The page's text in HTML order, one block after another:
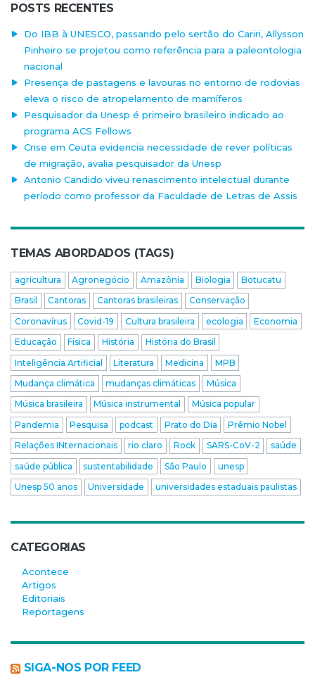
POSTS RECENTES
Do IBB à UNESCO, passando pelo sertão do Cariri, Allysson
Pinheiro se projetou como referência para a paleontologia
nacional
Presença de pastagens e lavouras no entorno de rodovias
eleva o risco de atropelamento de mamíferos
Pesquisador da Unesp é primeiro brasileiro indicado ao
programa ACS Fellows
Crise em Ceuta evidencia necessidade de rever políticas
de migração, avalia pesquisador da Unesp
Antonio Candido viveu renascimento intelectual durante
período como professor da Faculdade de Letras de Assis
TEMAS ABORDADOS (TAGS)
agricultura Agronegócio Amazônia Biologia
Botucatu
Brasil
Cantoras Cantoras brasileiras
Conservação
Coronavírus
Covid-19 Cultura brasileira ecologia
Economia
Educação
Física História
História do Brasil
Inteligência Artificial
Literatura Medicina
MPB
Mudança climática
mudanças climáticas
Música
Música brasileira
Música instrumental
Música popular
Pandemia
Pesquisa podcast Prato do Dia
Prêmio Nobel
Relações INternacionais
rio claro Rock SARS-CoV-2
saúde
saúde pública
sustentabilidade São Paulo
unesp
Unesp 50 anos
Universidade universidades estaduais paulistas
CATEGORIAS
Acontece
Artigos
Editoriais
Reportagens
SIGA-NOS POR FEED